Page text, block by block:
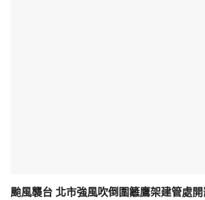
颱風襲台 北市強風吹倒圍籬鷹架建管處